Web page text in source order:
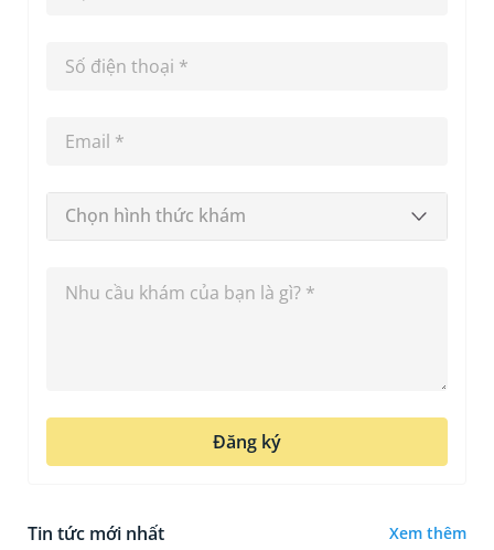
Chọn hình thức khám
Đăng ký
Tin tức mới nhất Xem thêm